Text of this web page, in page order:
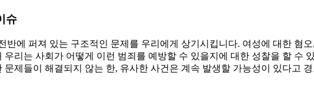
슈
에 퍼져 있는 구조적인 문제를 우리에게 상기시킵니다. 여성에 대한 혐
리는 사회가 어떻게 이런 범죄를 예방할 수 있을지에 대한 성찰을 할 수
제들이 해결되지 않는 한, 유사한 사건은 계속 발생할 가능성이 있다고